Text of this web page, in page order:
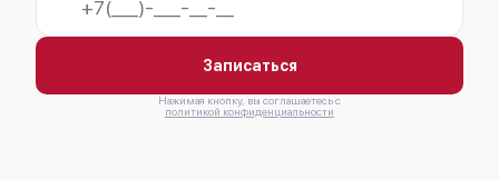
Записаться
Нажимая кнопку, вы соглашаетесь с
политикой конфиденциальности